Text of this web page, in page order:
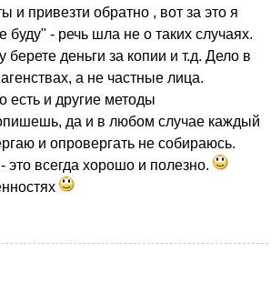
и привезти обратно , вот за это я
- речь шла не о таких случаях.
деньги за копии и т.д. Дело в
а не частные лица.
есть и другие методы
да и в любом случае каждый
и опровергать не собираюсь.
это всегда хорошо и полезно.